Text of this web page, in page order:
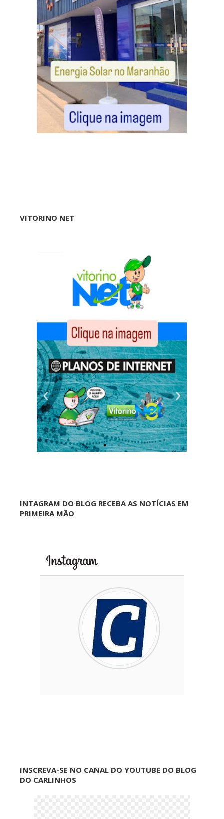
VITORINO NET
INTAGRAM DO BLOG RECEBA AS NOTÍCIAS EM
PRIMEIRA MÃO
INSCREVA-SE NO CANAL DO YOUTUBE DO BLOG
DO CARLINHOS